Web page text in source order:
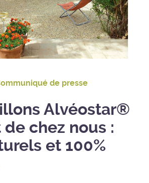
de presse
Alvéostar®
chez nous :
et 100%